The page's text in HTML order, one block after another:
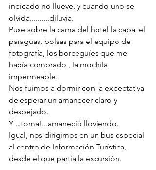
indicado no llueve, y cuando uno se
olvida..........diluvia.
Puse sobre la cama del hotel la capa, el
paraguas, bolsas para el equipo de
fotografía, los borceguíes que me
había comprado , la mochila
impermeable.
Nos fuimos a dormir con la expectativa
de esperar un amanecer claro y
despejado.
Y ...toma!...amaneció lloviendo.
Igual, nos dirigimos en un bus especial
al centro de Información Turística,
desde el que partía la excursión.